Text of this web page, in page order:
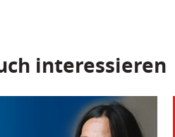
interessieren